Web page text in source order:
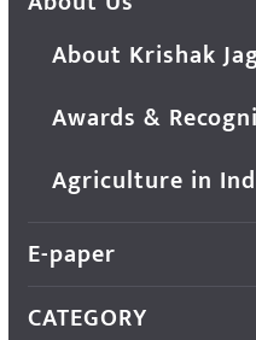
About Krishak
Awards &
Agriculture in
E-paper
CATEGORY